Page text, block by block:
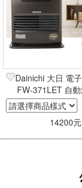
Dainichi 大日 電
FW-371LET 自
日本製 公
14200元